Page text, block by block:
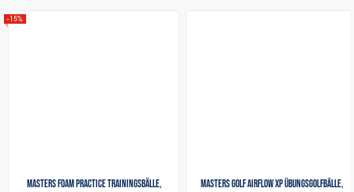
Masters Foam Practice Trainingsbälle,
-15%
Masters Golf Airflow XP Übungsgolfbälle,